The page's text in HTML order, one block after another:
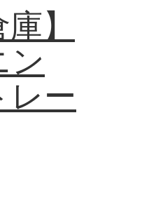
】
ン
レー